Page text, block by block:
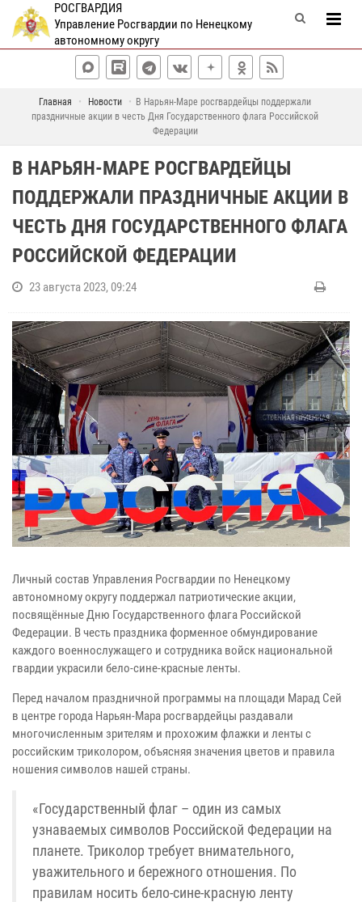
РОСГВАРДИЯ
Управление Росгвардии по Ненецкому
автономному округу
Главная Новости
В Нарьян-Маре росгвардейцы поддержали
праздничные акции в честь Дня Государственного флага Российской
Федерации
В НАРЬЯН-МАРЕ РОСГВАРДЕЙЦЫ
ПОДДЕРЖАЛИ ПРАЗДНИЧНЫЕ АКЦИИ В
ЧЕСТЬ ДНЯ ГОСУДАРСТВЕННОГО ФЛАГА
РОССИЙСКОЙ ФЕДЕРАЦИИ
23 августа 2023, 09:24
Личный состав Управления Росгвардии по Ненецкому
автономному округу поддержал патриотические акции,
посвящённые Дню Государственного флага Российской
Федерации. В честь праздника форменное обмундирование
каждого военнослужащего и сотрудника войск национальной
гвардии украсили бело-сине-красные ленты.
Перед началом праздничной программы на площади Марад Сей
в центре города Нарьян-Мара росгвардейцы раздавали
многочисленным зрителям и прохожим флажки и ленты с
российским триколором, объясняя значения цветов и правила
ношения символов нашей страны.
«Государственный флаг – один из самых
узнаваемых символов Российской Федерации на
планете. Триколор требует внимательного,
уважительного и бережного отношения. По
правилам носить бело-сине-красную ленту